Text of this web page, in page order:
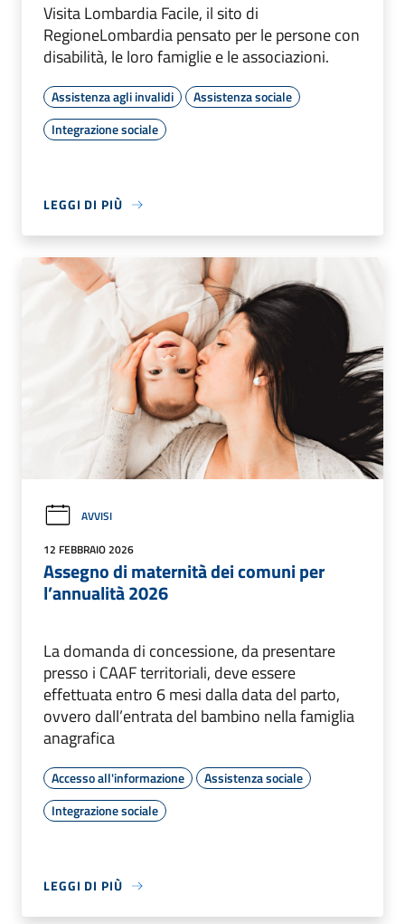
Visita Lombardia Facile, il sito di
RegioneLombardia pensato per le persone con
disabilità, le loro famiglie e le associazioni.
Assistenza agli invalidi
Assistenza sociale
Integrazione sociale
LEGGI DI PIÙ
AVVISI
12 FEBBRAIO 2026
Assegno di maternità dei comuni per
l’annualità 2026
La domanda di concessione, da presentare
presso i CAAF territoriali, deve essere
effettuata entro 6 mesi dalla data del parto,
ovvero dall’entrata del bambino nella famiglia
anagrafica
Accesso all'informazione
Assistenza sociale
Integrazione sociale
LEGGI DI PIÙ